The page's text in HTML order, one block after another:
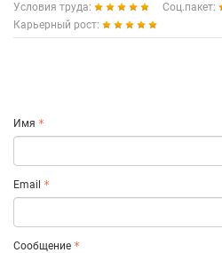
Условия труда:
Соц.пакет:
Карьерный рост:
Имя
Email
Сообщение